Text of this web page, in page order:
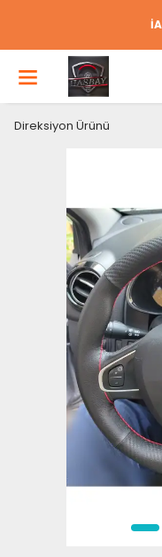
Direksiyon Ürünü